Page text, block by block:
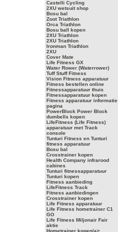
Castelli Cycling
2XU wetsuit shop
Bosu bal
Zoot Triathlon
Orca Triathlon
Bosu ball kopen
2XU Triathlon
2XU Triathlon
Ironman Triathlon
2XU
Cover Mate
Life Fitness GX
Water Rower (Waterrower)
Tuff Stuff Fitness
Vision Fitness apparatuur
Fitness bestellen online
Fitnessapparatuur thuis
Fitnessapparatuur kopen
Fitness apparatuur informatie
pagina
PowerBlock Power Block
dumbells kopen
LifeFitness (Life Fitness)
apparatuur met Track
console
Tunturi Fitness en Tunturi
fitness apparatuur
Bosu bal
Crosstrainer kopen
Health Company infrarood
cabines
Tunturi fitnessapparatuur
Tunturi kopen
Fitness aanbieding
LifeFitness Track
Fitness aanbiedingen
Crosstrainer kopen
Life Fitness apparatuur
Life Fitness hometrainer C1
GO
Life Fitness Miljonair Fair
aktie
Hometrainer kopen/a>